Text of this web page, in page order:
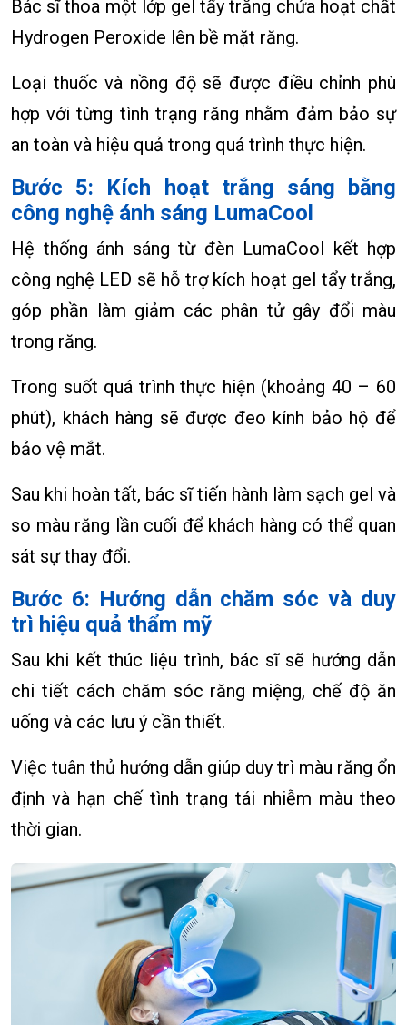
Bác sĩ thoa một lớp gel tẩy trắng chứa hoạt chất
Hydrogen Peroxide lên bề mặt răng.
Loại thuốc và nồng độ sẽ được điều chỉnh phù
hợp với từng tình trạng răng nhằm đảm bảo sự
an toàn và hiệu quả trong quá trình thực hiện.
Bước 5: Kích hoạt trắng sáng bằng
công nghệ ánh sáng LumaCool
Hệ thống ánh sáng từ đèn LumaCool kết hợp
công nghệ LED sẽ hỗ trợ kích hoạt gel tẩy trắng,
góp phần làm giảm các phân tử gây đổi màu
trong răng.
Trong suốt quá trình thực hiện (khoảng 40 – 60
phút), khách hàng sẽ được đeo kính bảo hộ để
bảo vệ mắt.
Sau khi hoàn tất, bác sĩ tiến hành làm sạch gel và
so màu răng lần cuối để khách hàng có thể quan
sát sự thay đổi.
Bước 6: Hướng dẫn chăm sóc và duy
trì hiệu quả thẩm mỹ
Sau khi kết thúc liệu trình, bác sĩ sẽ hướng dẫn
chi tiết cách chăm sóc răng miệng, chế độ ăn
uống và các lưu ý cần thiết.
Việc tuân thủ hướng dẫn giúp duy trì màu răng ổn
định và hạn chế tình trạng tái nhiễm màu theo
thời gian.